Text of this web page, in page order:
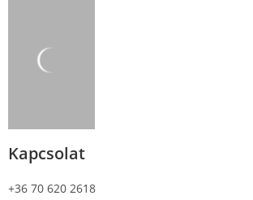
Kapcsolat
+36 70 620 2618